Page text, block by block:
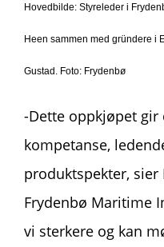
Hovedbilde: Styreleder i
Heen sammen med gründere i
Gustad. Foto: Frydenbø
-Dette oppkjøpet
kompetanse,
produktspekter, sier
Frydenbø Maritime
vi sterkere og kan